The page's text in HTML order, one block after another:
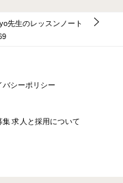
先生のレッスンノート
バシーポリシー
集 求人と採用について